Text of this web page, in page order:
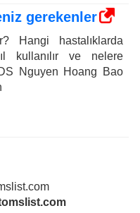
gerekenler
Hangi hastalıklarda
kullanılır ve nelere
Nguyen Hoang Bao